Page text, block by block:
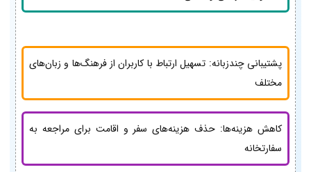
پشتیبانی چندزبانه: تسهیل ارتباط با کاربران از فرهنگ‌ها و زبان‌های
مختلف
کاهش هزینه‌ها: حذف هزینه‌های سفر و اقامت برای مراجعه به
سفارتخانه